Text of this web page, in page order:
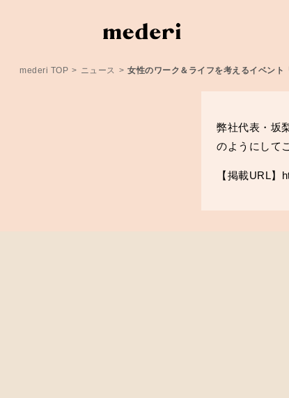
mederi TOP > ニュース > 女性のワーク＆ライフを考えるイベント
弊社代表・坂
のようにして
【掲載URL】